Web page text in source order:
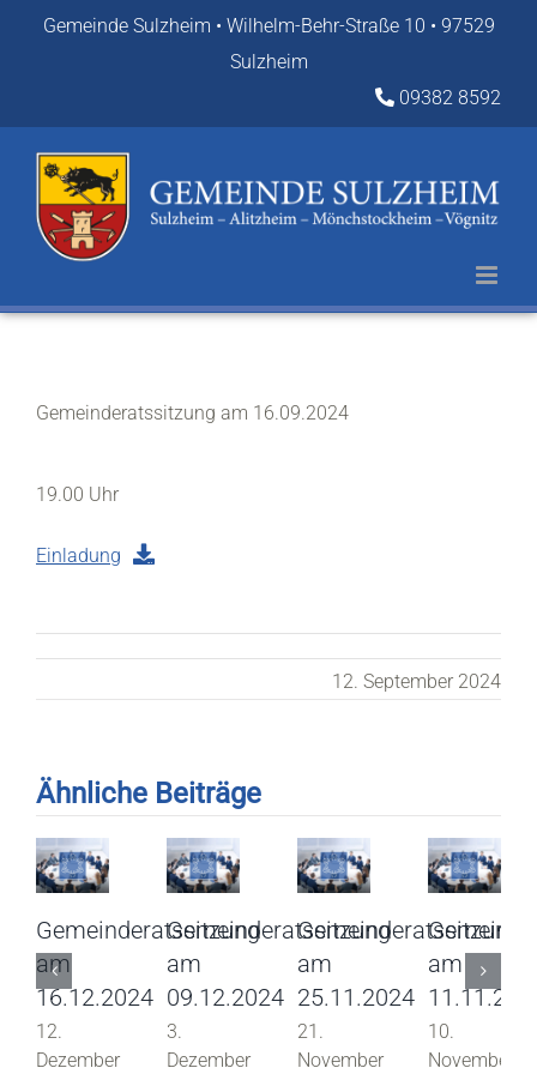
Gemeinde Sulzheim • Wilhelm-Behr-Straße 10 • 97529
Sulzheim
09382 8592
Gemeinderatssitzung am 16.09.2024
19.00 Uhr
Einladung
12. September 2024
Ähnliche Beiträge
Gemeinderatssitzung
am
16.12.2024
12.
Dezember
Gemeinderatssitzung
am
09.12.2024
3.
Dezember
Gemeinderatssitzung
am
25.11.2024
21.
November
am
10.
November